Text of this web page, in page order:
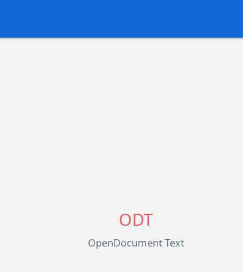
ODT
OpenDocument Text